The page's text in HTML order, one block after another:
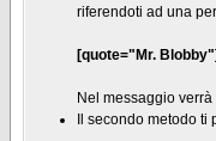
riferendoti ad una
[quote="Mr. Blobby"]
Nel messaggio
Il secondo metodo